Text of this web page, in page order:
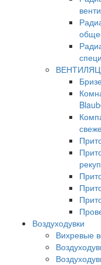
Воздуходувки
Вихревые